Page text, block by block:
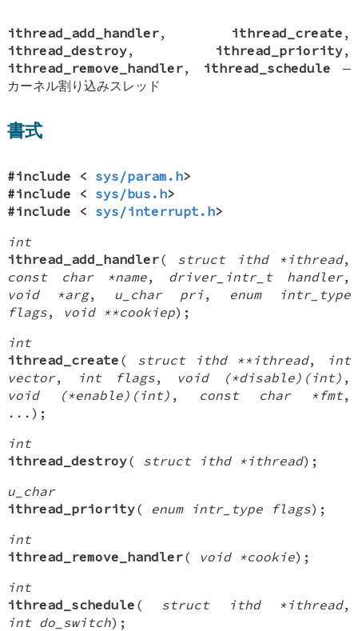
ithread_add_handler, ithread_create ,
ithread_destroy, ithread_priority,
ithread_remove_handler, ithread_schedule —
カーネル割り込みスレッド
書式
#include < sys/param.h>
#include < sys/bus.h>
#include < sys/interrupt.h>
int
ithread_add_handler( struct ithd *ithread,
const char *name, driver_intr_t handler,
void *arg, u_char pri,
enum intr_type
flags, void **cookiep);
int
ithread_create ( struct ithd **ithread,
int
vector, int flags, void (*disable)(int) ,
void (*enable)(int) , const char *fmt,
... );
int
ithread_destroy( struct ithd *ithread);
u_char
ithread_priority( enum intr_type flags);
int
ithread_remove_handler( void *cookie);
int
ithread_schedule ( struct ithd *ithread,
int do_switch);